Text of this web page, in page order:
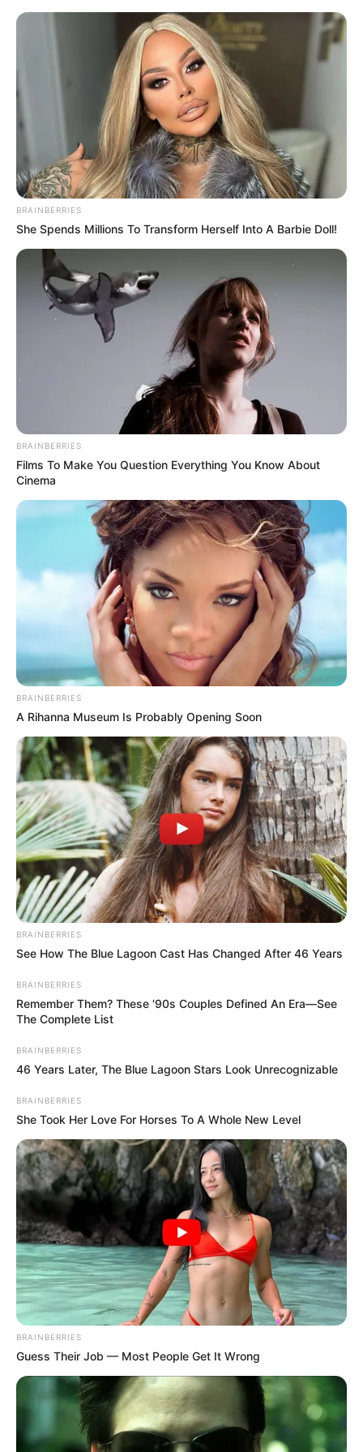
Eisenach - Pfarrberg
Veranstaltungen Hotels
Eisenach weiter»
Sehenswert ist der Eisenacher Pfarrberg, bei dem es sich
um eine steile Straße in der Altstadt handelt, die mit
historischen Fachwerkhäusern bebaut ist.
Bilder von Sehenswürdigkeiten mit touristischen
Informationen über Eisenach:
Ausflugsziele und Sehenswürdigkeiten im Umkreis
von Eisenach:
Schlösser und Burgen in und um Eisenach
Kinderausflugsziele in und um Eisenach
Bademöglichkeiten in und um Eisenach
Tagesausflugsziele für Eisenach
Wandern
Ausflug mit der Bahn
Kinoprogramm
Angebote für Behinderte
Aussichtstürme
Kletterparks
Tier- und Zooparks
Fremdenverkehrsamt und Tourist Information
Veranstaltung für Eisenach eintragen
BRAINBERRIES
She Spends Millions To Transform Herself Into A Barbie Doll!
BRAINBERRIES
Films To Make You Question Everything You Know About
Cinema
BRAINBERRIES
A Rihanna Museum Is Probably Opening Soon
BRAINBERRIES
See How The Blue Lagoon Cast Has Changed After 46 Years
BRAINBERRIES
Remember Them? These '90s Couples Defined An Era—See
The Complete List
BRAINBERRIES
46 Years Later, The Blue Lagoon Stars Look Unrecognizable
BRAINBERRIES
She Took Her Love For Horses To A Whole New Level
BRAINBERRIES
Guess Their Job — Most People Get It Wrong